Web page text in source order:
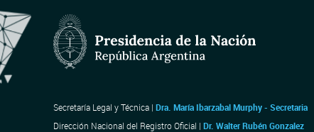
Secretaría Legal y Técnica | Dra. María Ibarzabal Murphy - Secretaria
Dirección Nacional del Registro Oficial | Dr. Walter Rubén Gonzalez